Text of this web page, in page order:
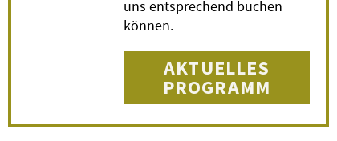
uns entsprechend buchen
können.
AKTUELLES
PROGRAMM